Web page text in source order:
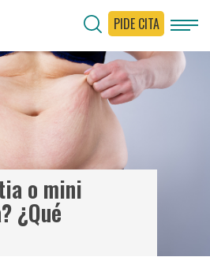
PIDE CITA
o mini
¿Qué